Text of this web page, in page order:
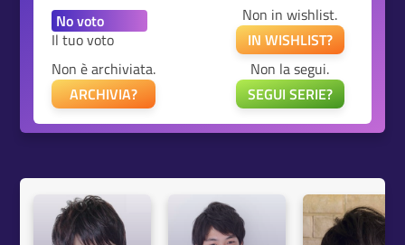
Il tuo voto
Non in wishlist.
IN WISHLIST?
Non è archiviata.
ARCHIVIA?
Non la segui.
SEGUI SERIE?